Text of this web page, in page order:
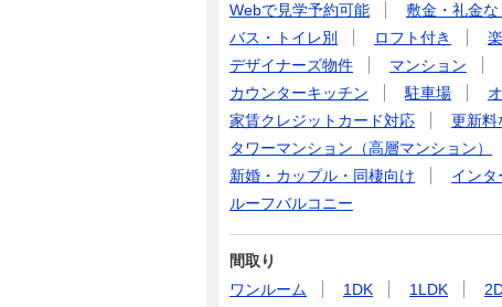
Webで見学予約可能
敷金・礼金な
バス・トイレ別
ロフト付き
デザイナーズ物件
マンション
カウンターキッチン
駐車場
家賃クレジットカード対応
更新料
タワーマンション（高層マンション）
新婚・カップル・同棲向け
インタ
ルーフバルコニー
間取り
ワンルーム
1DK 1LDK